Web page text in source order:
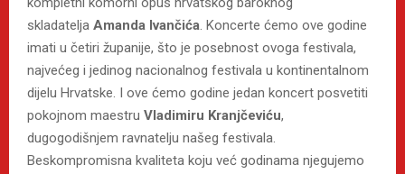
skladatelja Amanda Ivančića. Koncerte ćemo ove godine
imati u četiri županije, što je posebnost ovoga festivala,
najvećeg i jedinog nacionalnog festivala u kontinentalnom
dijelu Hrvatske. I ove ćemo godine jedan koncert posvetiti
pokojnom maestru Vladimiru Kranjčeviću,
dugogodišnjem ravnatelju našeg festivala.
Beskompromisna kvaliteta koju već godinama njegujemo